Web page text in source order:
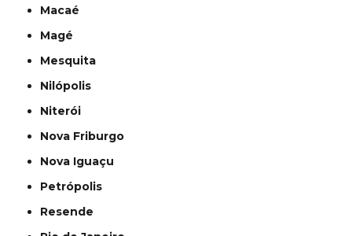
Macaé
Magé
Mesquita
Nilópolis
Niterói
Nova Friburgo
Nova Iguaçu
Petrópolis
Resende